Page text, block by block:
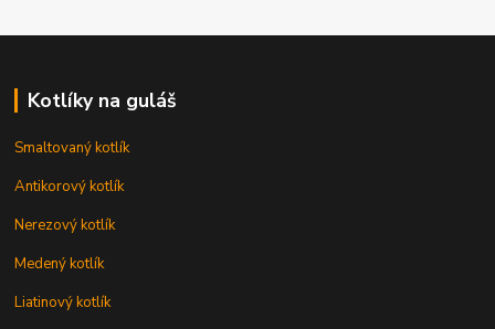
Kotlíky na guláš
Smaltovaný kotlík
Antikorový kotlík
Nerezový kotlík
Medený kotlík
Liatinový kotlík